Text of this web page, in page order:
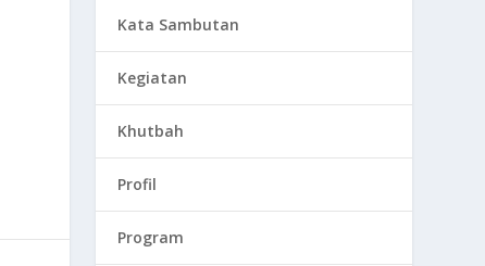
Kata Sambutan
Kegiatan
Khutbah
Profil
Program